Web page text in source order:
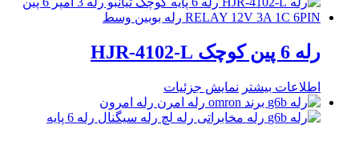
رله 6 پین کوچک HJR-4102-L
اطلاعات بیشتر نمایش جزئیات